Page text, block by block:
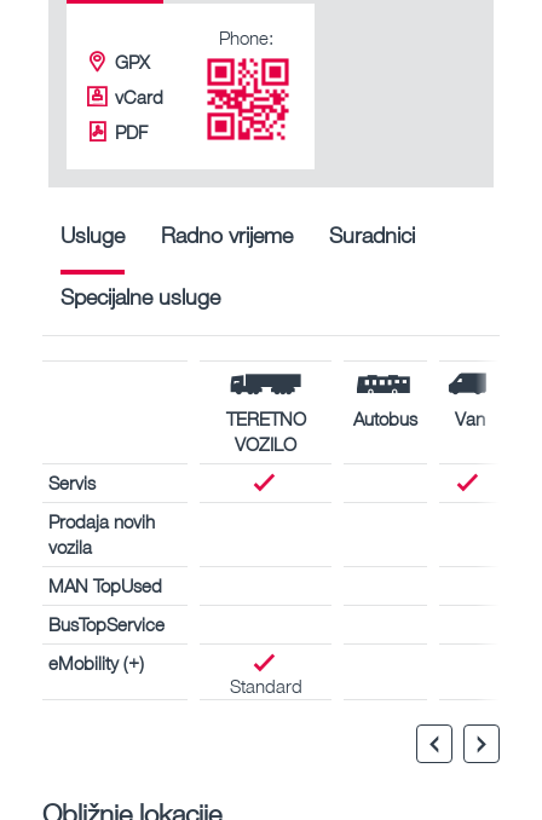
GPX
vCard
PDF
Phone:
Usluge Radno vrijeme Suradnici
Specijalne usluge
TERETNO
VOZILO
Autobus Van
Servis
Prodaja novih
vozila
MAN TopUsed
BusTopService
eMobility (+)
Standard
Obližnje lokacije